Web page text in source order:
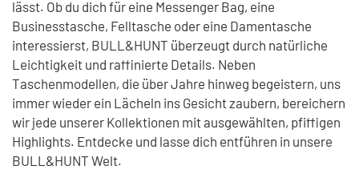
lässt. Ob du dich für eine Messenger Bag, eine
Businesstasche, Felltasche oder eine Damentasche
interessierst, BULL&HUNT überzeugt durch natürliche
Leichtigkeit und raffinierte Details. Neben
Taschenmodellen, die über Jahre hinweg begeistern, uns
immer wieder ein Lächeln ins Gesicht zaubern, bereichern
wir jede unserer Kollektionen mit ausgewählten, pfiffigen
Highlights. Entdecke und lasse dich entführen in unsere
BULL&HUNT Welt.